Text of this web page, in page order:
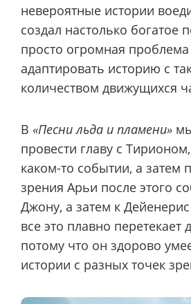
невероятные истории
создал настолько богатое
просто огромная
адаптировать историю с
количеством движущихся
В «Песни льда и пламени»
провести главу с
каком-то событии, а затем
зрения Арьи после этого
Джону, а затем к
все это плавно перетекает
потому что он здорово
истории с разных точек